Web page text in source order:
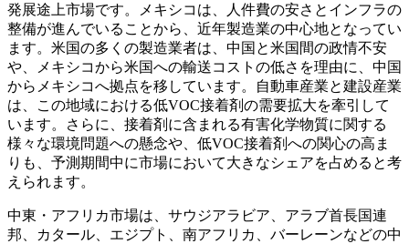
発展途上市場です。メキシコは、人件費の安さとインフラの
整備が進んでいることから、近年製造業の中心地となってい
ます。米国の多くの製造業者は、中国と米国間の政情不安
や、メキシコから米国への輸送コストの低さを理由に、中国
からメキシコへ拠点を移しています。自動車産業と建設産業
は、この地域における低VOC接着剤の需要拡大を牽引して
います。さらに、接着剤に含まれる有害化学物質に関する
様々な環境問題への懸念や、低VOC接着剤への関心の高ま
りも、予測期間中に市場において大きなシェアを占めると考
えられます。
中東・アフリカ市場は、サウジアラビア、アラブ首長国連
邦、カタール、エジプト、南アフリカ、バーレーンなどの中